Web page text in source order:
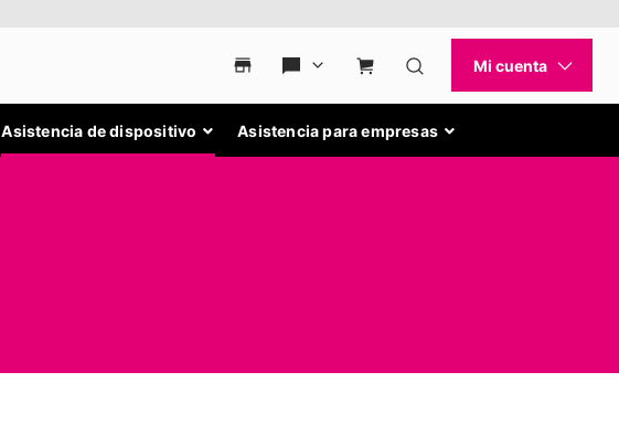
Asistencia de dispositivo Asistencia para empresas